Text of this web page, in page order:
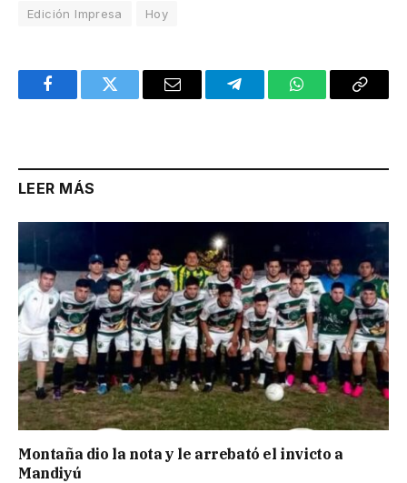
Edición Impresa Hoy
FacebookTwitter Email TelegramWhatsAppCopy
LEER MÁS
Montaña dio la nota y le arrebató el invicto a
Mandiyú